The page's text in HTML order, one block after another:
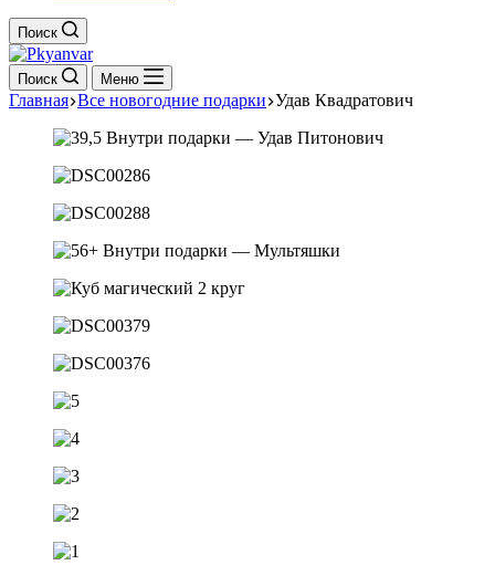
Поиск
Поиск Меню
Главная Все новогодние подарки Удав Квадратович